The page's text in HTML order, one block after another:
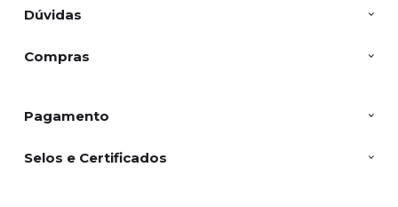
Dúvidas
Compras
Pagamento
Selos e Certificados